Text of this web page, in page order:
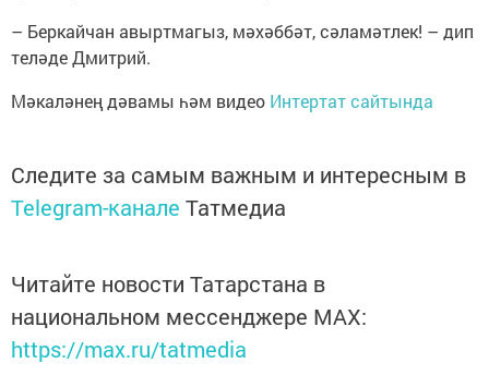
– Беркайчан авыртмагыз, мәхәббәт, сәламәтлек! – дип
теләде Дмитрий.
Мәкаләнең дәвамы һәм видео Интертат сайтында
Следите за самым важным и интересным в
Telegram-канале Татмедиа
Читайте новости Татарстана в
национальном мессенджере MАХ:
https://max.ru/tatmedia